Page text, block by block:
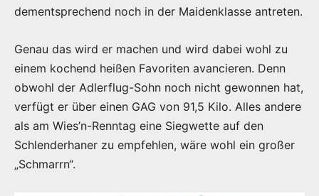
dementsprechend noch in der Maidenklasse antreten.
Genau das wird er machen und wird dabei wohl zu
einem kochend heißen Favoriten avancieren. Denn
obwohl der Adlerflug-Sohn noch nicht gewonnen hat,
verfügt er über einen GAG von 91,5 Kilo. Alles andere
als am Wies’n-Renntag eine Siegwette auf den
Schlenderhaner zu empfehlen, wäre wohl ein großer
„Schmarrn“.